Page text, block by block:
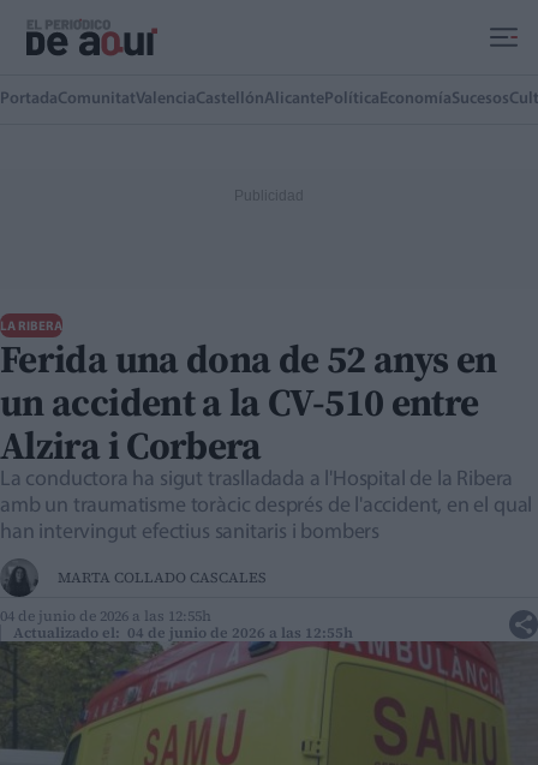
PortadaComunitatValenciaCastellónAlicante Política EconomíaSucesos
LA RIBERA
Ferida una dona de 52 anys en
un accident a la CV-510 entre
Alzira i Corbera
La conductora ha sigut traslladada a l'Hospital de la Ribera
amb un traumatisme toràcic després de l'accident, en el qual
han intervingut efectius sanitaris i bombers
MARTA COLLADO CASCALES
04 de junio de 2026 a las 12:55h
Actualizado el: 04 de junio de 2026 a las 12:55h